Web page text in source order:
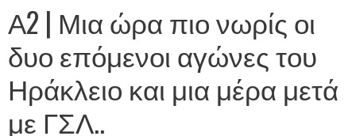
Α2 | Μια ώρα πιο νωρίς οι
δυο επόμενοι αγώνες του
Ηράκλειο και μια μέρα μετά
με ΓΣΛ..